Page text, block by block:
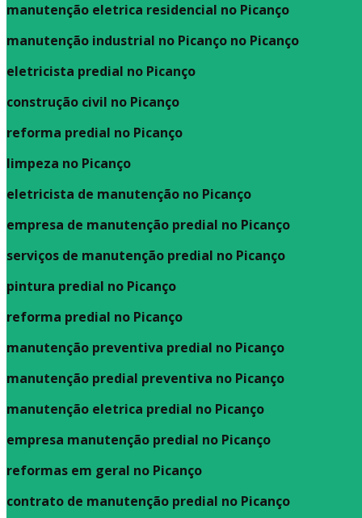
manutenção eletrica residencial no Picanço
manutenção industrial no Picanço no Picanço
eletricista predial no Picanço
construção civil no Picanço
reforma predial no Picanço
limpeza no Picanço
eletricista de manutenção no Picanço
empresa de manutenção predial no Picanço
serviços de manutenção predial no Picanço
pintura predial no Picanço
reforma predial no Picanço
manutenção preventiva predial no Picanço
manutenção predial preventiva no Picanço
manutenção eletrica predial no Picanço
empresa manutenção predial no Picanço
reformas em geral no Picanço
contrato de manutenção predial no Picanço